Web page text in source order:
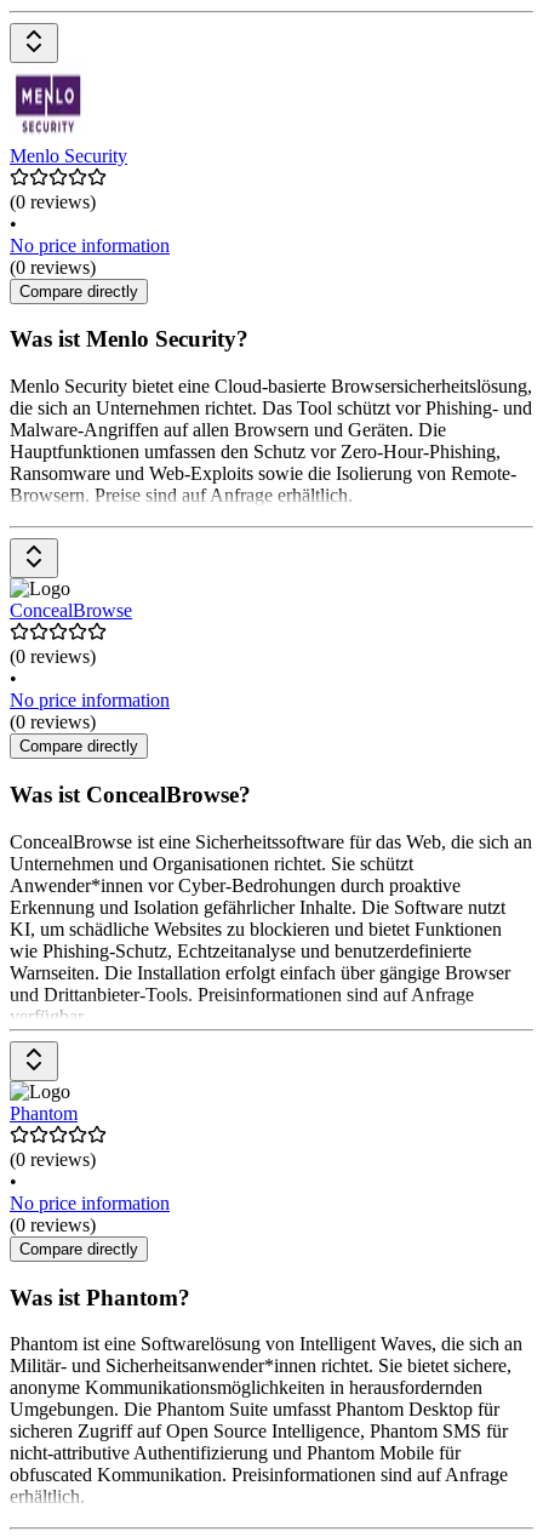
Menlo Security
(0 reviews)
•
No price information
(0 reviews)
Compare directly
Was ist Menlo Security?
Menlo Security bietet eine Cloud-basierte Browsersicherheitslösung,
die sich an Unternehmen richtet. Das Tool schützt vor Phishing- und
Malware-Angriffen auf allen Browsern und Geräten. Die
Hauptfunktionen umfassen den Schutz vor Zero-Hour-Phishing,
Ransomware und Web-Exploits sowie die Isolierung von Remote-
Browsern. Preise sind auf Anfrage erhältlich.
ConcealBrowse
(0 reviews)
•
No price information
(0 reviews)
Compare directly
Was ist ConcealBrowse?
ConcealBrowse ist eine Sicherheitssoftware für das Web, die sich an
Unternehmen und Organisationen richtet. Sie schützt
Anwender*innen vor Cyber-Bedrohungen durch proaktive
Erkennung und Isolation gefährlicher Inhalte. Die Software nutzt
KI, um schädliche Websites zu blockieren und bietet Funktionen
wie Phishing-Schutz, Echtzeitanalyse und benutzerdefinierte
Warnseiten. Die Installation erfolgt einfach über gängige Browser
und Drittanbieter-Tools. Preisinformationen sind auf Anfrage
verfügbar
Phantom
(0 reviews)
•
No price information
(0 reviews)
Compare directly
Was ist Phantom?
Phantom ist eine Softwarelösung von Intelligent Waves, die sich an
Militär- und Sicherheitsanwender*innen richtet. Sie bietet sichere,
anonyme Kommunikationsmöglichkeiten in herausfordernden
Umgebungen. Die Phantom Suite umfasst Phantom Desktop für
sicheren Zugriff auf Open Source Intelligence, Phantom SMS für
nicht-attributive Authentifizierung und Phantom Mobile für
obfuscated Kommunikation. Preisinformationen sind auf Anfrage
erhältlich.